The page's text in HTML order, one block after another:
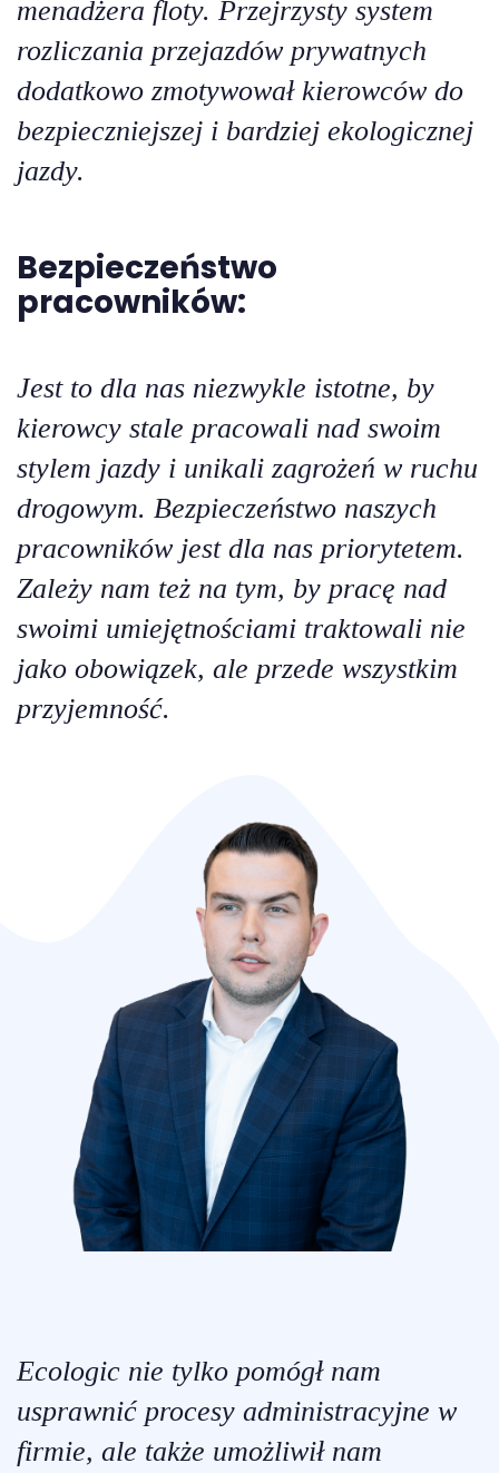
menadżera floty. Przejrzysty system
rozliczania przejazdów prywatnych
dodatkowo zmotywował kierowców do
bezpieczniejszej i bardziej ekologicznej
jazdy.
Bezpieczeństwo
pracowników:
Jest to dla nas niezwykle istotne, by
kierowcy stale pracowali nad swoim
stylem jazdy i unikali zagrożeń w ruchu
drogowym. Bezpieczeństwo naszych
pracowników jest dla nas priorytetem.
Zależy nam też na tym, by pracę nad
swoimi umiejętnościami traktowali nie
jako obowiązek, ale przede wszystkim
przyjemność.
Ecologic nie tylko pomógł nam
usprawnić procesy administracyjne w
firmie, ale także umożliwił nam